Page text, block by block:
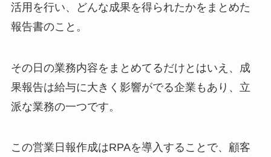
活用を行い、どんな成果を得られたかをまとめた
報告書のこと。
その日の業務内容をまとめてるだけとはいえ、成
果報告は給与に大きく影響がでる企業もあり、立
派な業務の一つです。
この営業日報作成はRPAを導入することで、顧客